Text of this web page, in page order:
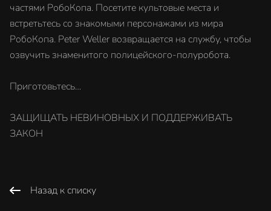
частями РобоКопа. Посетите культовые места и
встретьтесь со знакомыми персонажами из мира
РобоКопа. Peter Weller возвращается на службу, чтобы
озвучить знаменитого полицейского-полуробота.
Приготовьтесь…
ЗАЩИЩАТЬ НЕВИНОВНЫХ И ПОДДЕРЖИВАТЬ
ЗАКОН
Назад к списку